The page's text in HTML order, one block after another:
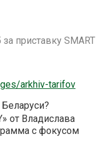
приставку SMART
arkhiv-tarifov
от Владислава
с фокусом